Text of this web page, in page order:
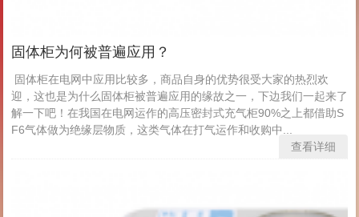
固体柜为何被普遍应用？
固体柜在电网中应用比较多，商品自身的优势很受大家的热烈欢
迎，这也是为什么固体柜被普遍应用的缘故之一，下边我们一起来了
解一下吧！在我国在电网运作的高压密封式充气柜90%之上都借助S
F6气体做为绝缘层物质，这类气体在打气运作和收购中...
查看详细